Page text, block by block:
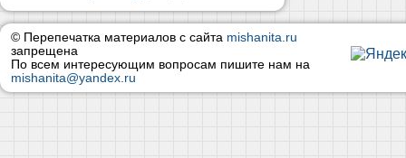
© Перепечатка материалов с сайта mishanita.ru
запрещена
По всем интересующим вопросам пишите нам на
mishanita@yandex.ru